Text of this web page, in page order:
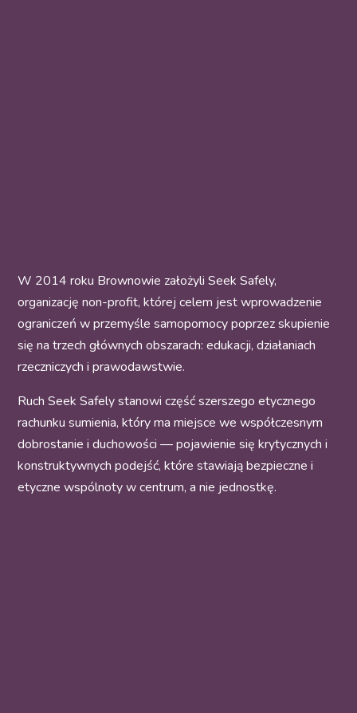
W 2014 roku Brownowie założyli Seek Safely,
organizację non-profit, której celem jest wprowadzenie
ograniczeń w przemyśle samopomocy poprzez skupienie
się na trzech głównych obszarach: edukacji, działaniach
rzeczniczych i prawodawstwie.
Ruch Seek Safely stanowi część szerszego etycznego
rachunku sumienia, który ma miejsce we współczesnym
dobrostanie i duchowości — pojawienie się krytycznych i
konstruktywnych podejść, które stawiają bezpieczne i
etyczne wspólnoty w centrum, a nie jednostkę.